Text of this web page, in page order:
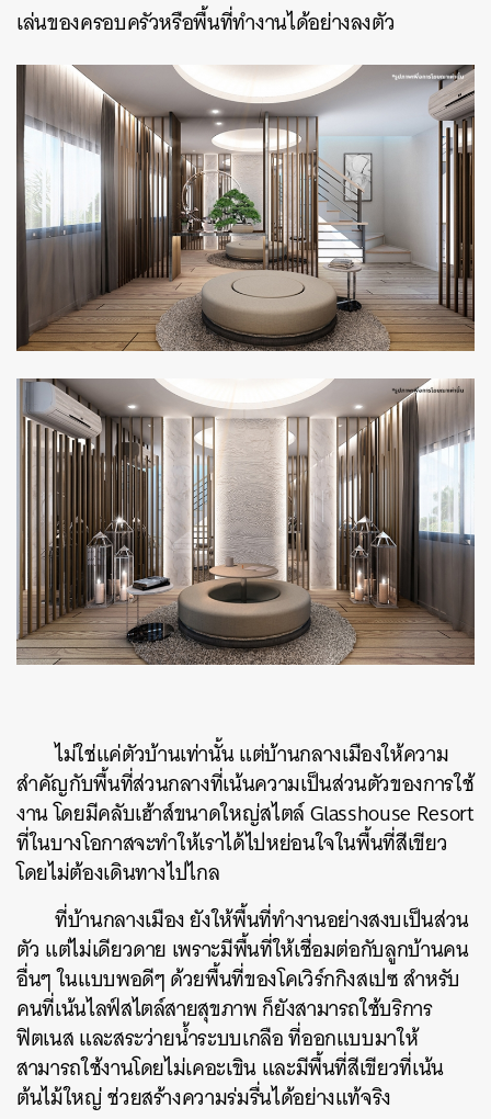
เล่นของครอบครัวหรือพื้นที่ทำงานได้อย่างลงตัว
ไม่ใช่แค่ตัวบ้านเท่านั้น แต่บ้านกลางเมืองให้ความ
สำคัญกับพื้นที่ส่วนกลางที่เน้นความเป็นส่วนตัวของการใช้
งาน โดยมีคลับเฮ้าส์ขนาดใหญ่สไตล์ Glasshouse Resort
ที่ในบางโอกาสจะทำให้เราได้ไปหย่อนใจในพื้นที่สีเขียว
โดยไม่ต้องเดินทางไปไกล
ที่บ้านกลางเมือง ยังให้พื้นที่ทำงานอย่างสงบเป็นส่วน
ตัว แต่ไม่เดียวดาย เพราะมีพื้นที่ให้เชื่อมต่อกับลูกบ้านคน
อื่นๆ ในแบบพอดีๆ ด้วยพื้นที่ของโคเวิร์กกิงสเปซ สำหรับ
คนที่เน้นไลฟ์สไตล์สายสุขภาพ ก็ยังสามารถใช้บริการ
ฟิตเนส และสระว่ายน้ำระบบเกลือ ที่ออกแบบมาให้
สามารถใช้งานโดยไม่เคอะเขิน และมีพื้นที่สีเขียวที่เน้น
ต้นไม้ใหญ่ ช่วยสร้างความร่มรื่นได้อย่างแท้จริง